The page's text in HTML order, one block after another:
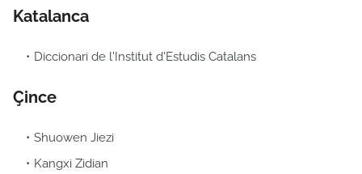
Katalanca
Diccionari de l'Institut d'Estudis Catalans
Çince
Shuowen Jiezi
Kangxi Zidian